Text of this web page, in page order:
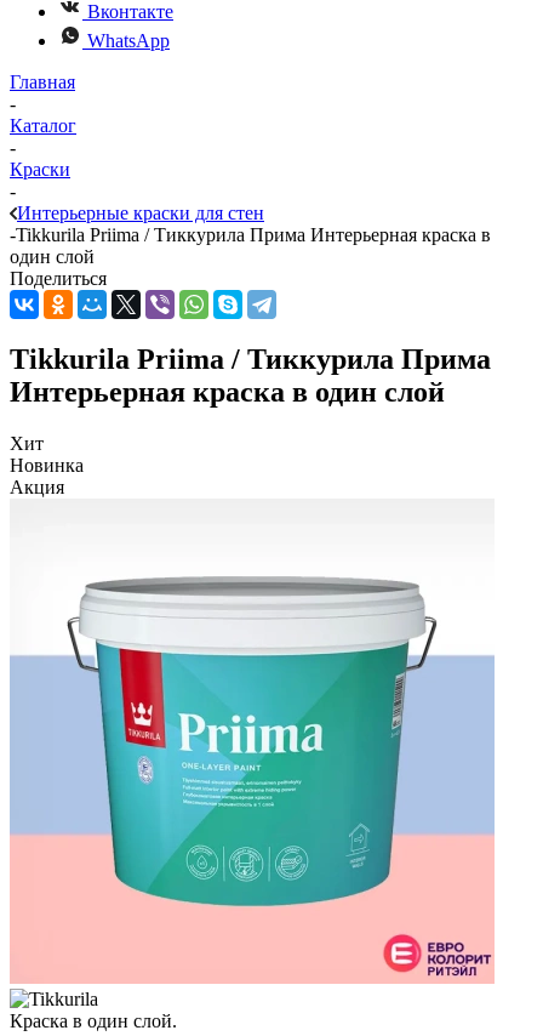
Вконтакте
WhatsApp
Главная
-
Каталог
-
Краски
-
Интерьерные краски для стен
-Tikkurila Priima / Тиккурила Прима Интерьерная краска в
один слой
Поделиться
Tikkurila Priima / Тиккурила Прима
Интерьерная краска в один слой
Хит
Новинка
Акция
Краска в один слой.